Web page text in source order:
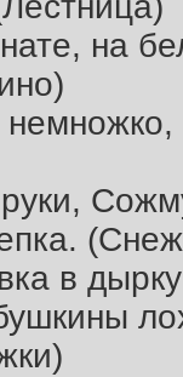
на
в